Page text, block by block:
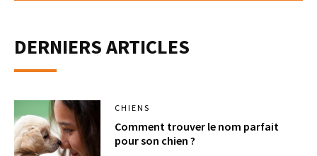
DERNIERS ARTICLES
CHIENS
Comment trouver le nom parfait
pour son chien ?